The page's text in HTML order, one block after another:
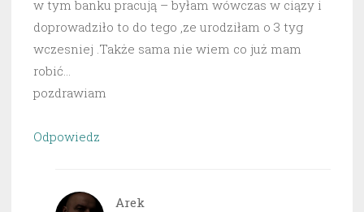
w tym banku pracują – byłam wówczas w ciązy i
doprowadziło to do tego ,ze urodziłam o 3 tyg
wczesniej .Także sama nie wiem co już mam
robić…
pozdrawiam
Odpowiedz
Arek